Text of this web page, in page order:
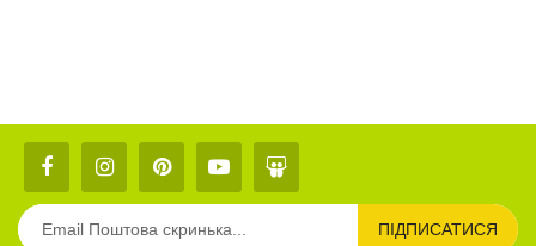
ПІДПИСАТИСЯ